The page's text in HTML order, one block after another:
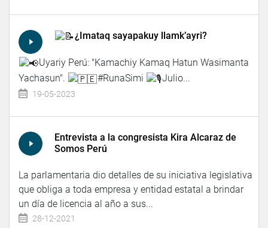
¿Imataq sayapakuy llamk’ayri?
Uyariy Perú: "Kamachiy Kamaq Hatun Wasimanta
Yachasun".
#RunaSimi Julio...
19-05-2023
Entrevista a la congresista Kira Alcaraz de
Somos Perú
La parlamentaria dio detalles de su iniciativa legislativa
que obliga a toda empresa y entidad estatal a brindar
un día de licencia al año a sus...
28-12-2021